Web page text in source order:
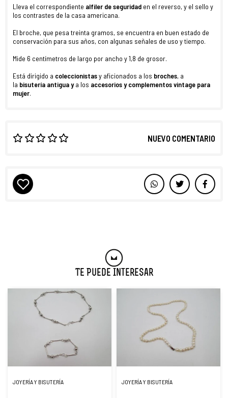
Lleva el correspondiente alfiler de seguridad en el reverso, y el sello y
los contrastes de la casa americana.
El broche, que pesa treinta gramos, se encuentra en buen estado de
conservación para sus años, con algunas señales de uso y tiempo.
Mide 6 centímetros de largo por ancho y 1,8 de grosor.
Está dirigido a coleccionistasy aficionados a los broches, a
la bisutería antigua ya los accesorios y complementos vintage para
mujer.
NUEVO COMENTARIO
Te Puede Interesar
JOYERÍA Y BISUTERÍA JOYERÍA Y BISUTERÍA